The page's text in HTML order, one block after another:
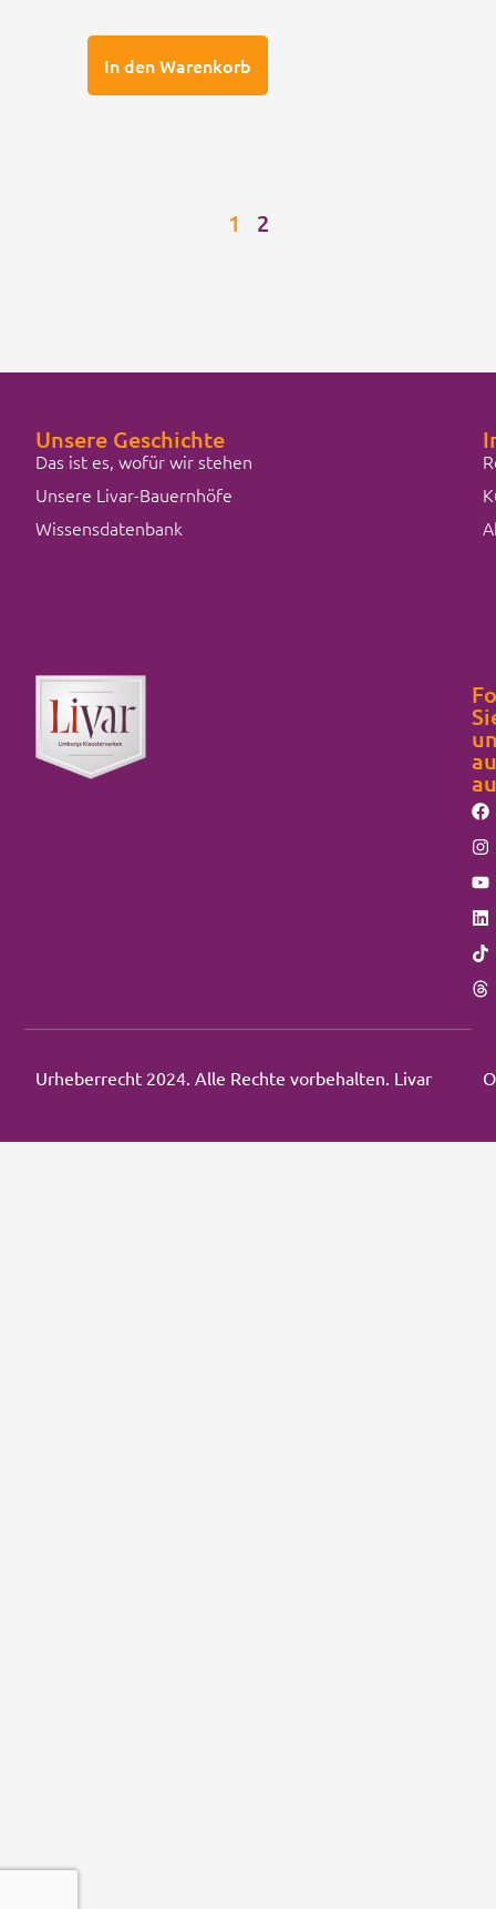
In den Warenkorb
1 2
Unsere Geschichte
Das ist es, wofür wir stehen
Unsere Livar-Bauernhöfe
Wissensdatenbank
Urheberrecht 2024. Alle Rechte vorbehalten. Livar